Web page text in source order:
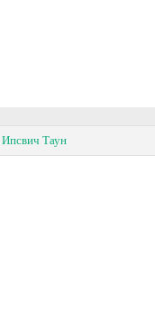
Ипсвич Таун